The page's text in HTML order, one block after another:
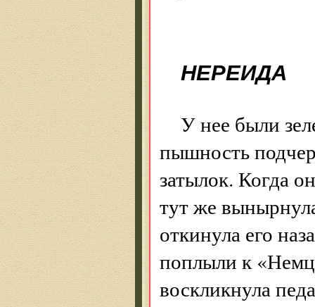
НЕРЕИДА
У нее были
пышность
затылок. Когда
тут же
откинула его
поплыли к
воскликнула